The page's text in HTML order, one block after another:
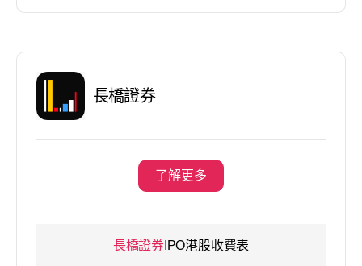
長橋證券
了解更多
長橋證券IPO港股收費表